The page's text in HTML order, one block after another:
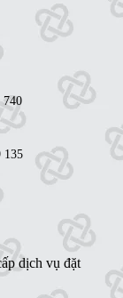
740
135
Trâm
dịch vụ đặt